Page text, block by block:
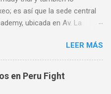
es así que la sede central
ubicada en Av. La
boxeo de San Miguel,
María; y todo ello gracias
Encuéntranos en Av. La
cuadras de Plaza San
LEER MÁS
en Peru Fight